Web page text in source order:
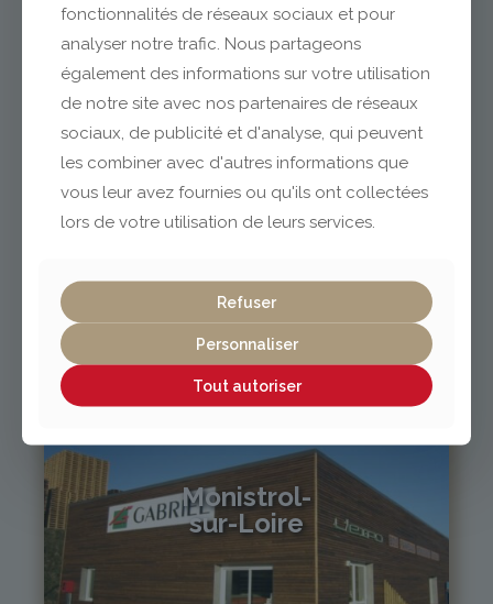
Clermont-Ferrand
lexpo@gabriel-sa.fr
04 70 97 56 39
cusset@gabriel-sa.fr
Monistrol-
sur-Loire
monistrol@gabriel-sa.fr
fonctionnalités de réseaux sociaux et pour
analyser notre trafic. Nous partageons
également des informations sur votre utilisation
de notre site avec nos partenaires de réseaux
sociaux, de publicité et d'analyse, qui peuvent
les combiner avec d'autres informations que
vous leur avez fournies ou qu'ils ont collectées
lors de votre utilisation de leurs services.
Refuser
Personnaliser
Tout autoriser